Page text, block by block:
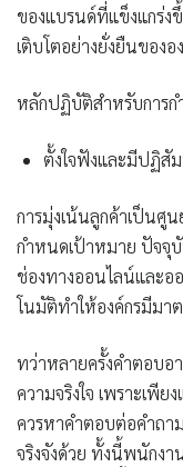
ของแบรนด์ที่แข็งแกร่ง
เติบโตอย่างยั่งยืนของอ
หลักปฏิบัติสำหรับการก
ตั้งใจฟังและมีปฏิสั
การมุ่งเน้นลูกค้าเป็นศู
กำหนดเป้าหมาย ปัจจุ
ช่องทางออนไลน์และอ
โนมัติทำให้องค์กรมีมา
ทว่าหลายครั้งคำตอบอ
ความจริงใจ เพราะเพี
ควรหาคำตอบต่อคำถา
จริงจังด้วย ทั้งนี้พนักง